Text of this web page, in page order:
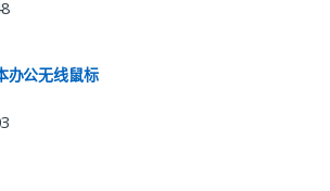
办公无线鼠标